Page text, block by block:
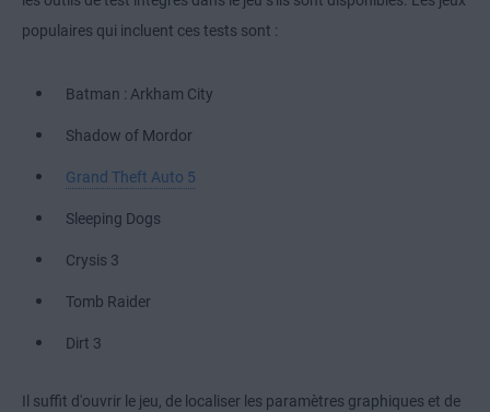
populaires qui incluent ces tests sont :
Batman : Arkham City
Shadow of Mordor
Grand Theft Auto 5
Sleeping Dogs
Crysis 3
Tomb Raider
Dirt 3
Il suffit d'ouvrir le jeu, de localiser les paramètres graphiques et de